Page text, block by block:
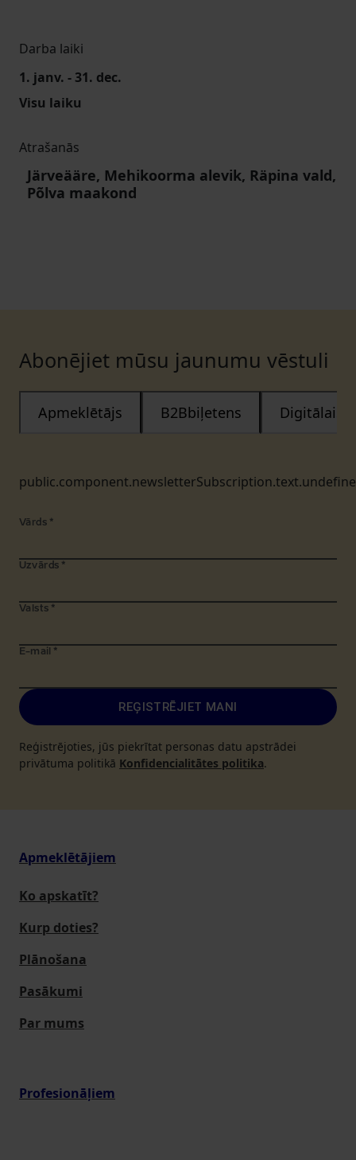
Darba laiki
1. janv. - 31. dec.
Visu laiku
Atrašanās
Järveääre, Mehikoorma alevik, Räpina vald,
Põlva maakond
Abonējiet mūsu jaunumu vēstuli
Apmeklētājs B2Bbiļetens Digitālais
Vārds *
Uzvārds *
Valsts *
E-mail *
REĢISTRĒJIET MANI
Reģistrējoties, jūs piekrītat personas datu apstrādei
privātuma politikā Konfidencialitātes politika.
Apmeklētājiem
Ko apskatīt?
Kurp doties?
Plānošana
Pasākumi
Par mums
Profesionāļiem